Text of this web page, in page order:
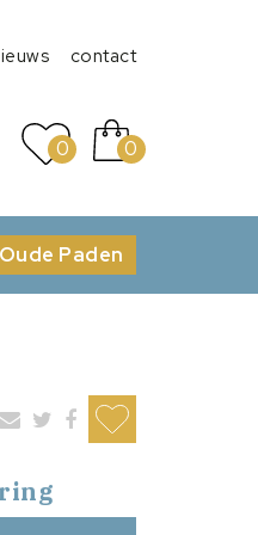
contact
0 0
Oude Paden